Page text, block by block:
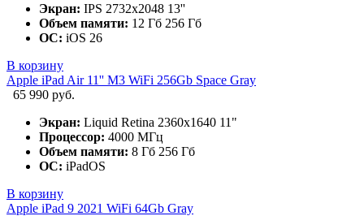
Экран: IPS 2732x2048 13''
Объем памяти: 12 Гб 256 Гб
ОС: iOS 26
В корзину
Apple iPad Air 11'' M3 WiFi 256Gb Space Gray
65 990 руб.
Экран: Liquid Retina 2360x1640 11"
Процессор: 4000 МГц
Объем памяти: 8 Гб 256 Гб
ОС: iPadOS
В корзину
Apple iPad 9 2021 WiFi 64Gb Gray